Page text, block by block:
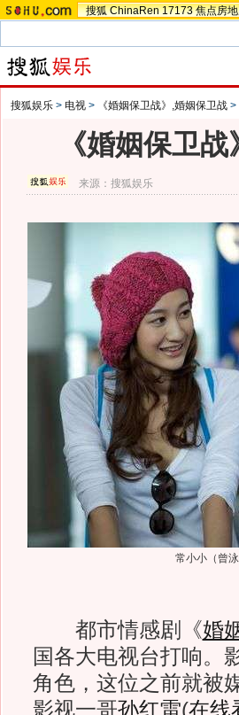
搜狐 ChinaRen 17173 焦点房
搜狐娱乐 > 电视 > 《婚姻保卫战》,婚姻保卫战 >
《婚姻保卫
来源：搜狐娱乐
常小小（曾
都市情感剧《婚
国各大电视台打响。
角色，这位之前就被
影视一哥孙红雷(在线